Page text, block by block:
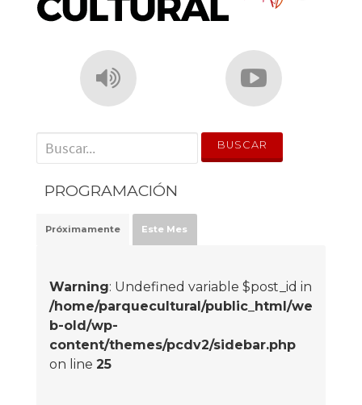
' . __('Search for:') . '
PROGRAMACIÓN
Próximamente Este Mes
Warning: Undefined variable $post_id in
/home/parquecultural/public_html/we
b-old/wp-
content/themes/pcdv2/sidebar.php
on line 25